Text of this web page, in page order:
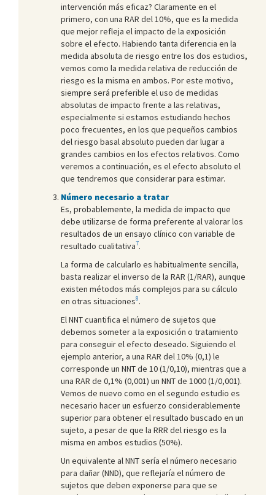
intervención más eficaz? Claramente en el
primero, con una RAR del 10%, que es la medida
que mejor refleja el impacto de la exposición
sobre el efecto. Habiendo tanta diferencia en la
medida absoluta de riesgo entre los dos estudios,
vemos como la medida relativa de reducción de
riesgo es la misma en ambos. Por este motivo,
siempre será preferible el uso de medidas
absolutas de impacto frente a las relativas,
especialmente si estamos estudiando hechos
poco frecuentes, en los que pequeños cambios
del riesgo basal absoluto pueden dar lugar a
grandes cambios en los efectos relativos. Como
veremos a continuación, es el efecto absoluto el
que tendremos que considerar para estimar.
Número necesario a tratar
Es, probablemente, la medida de impacto que
debe utilizarse de forma preferente al valorar los
resultados de un ensayo clínico con variable de
resultado cualitativa7.
La forma de calcularlo es habitualmente sencilla,
basta realizar el inverso de la RAR (1/RAR), aunque
existen métodos más complejos para su cálculo
en otras situaciones8.
El NNT cuantifica el número de sujetos que
debemos someter a la exposición o tratamiento
para conseguir el efecto deseado. Siguiendo el
ejemplo anterior, a una RAR del 10% (0,1) le
corresponde un NNT de 10 (1/0,10), mientras que a
una RAR de 0,1% (0,001) un NNT de 1000 (1/0,001).
Vemos de nuevo como en el segundo estudio es
necesario hacer un esfuerzo considerablemente
superior para obtener el resultado buscado en un
sujeto, a pesar de que la RRR del riesgo es la
misma en ambos estudios (50%).
Un equivalente al NNT sería el número necesario
para dañar (NND), que reflejaría el número de
sujetos que deben exponerse para que se